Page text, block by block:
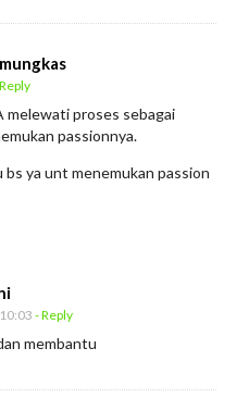
melewati proses sebagai
passionnya.
ya unt menemukan passion
- Reply
membantu